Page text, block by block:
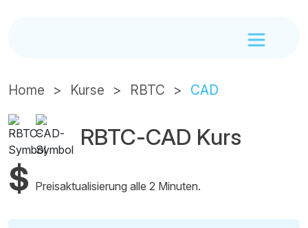
Home Kurse RBTC CAD
RBTC-CAD Kurs
$ Preisaktualisierung alle 2 Minuten.